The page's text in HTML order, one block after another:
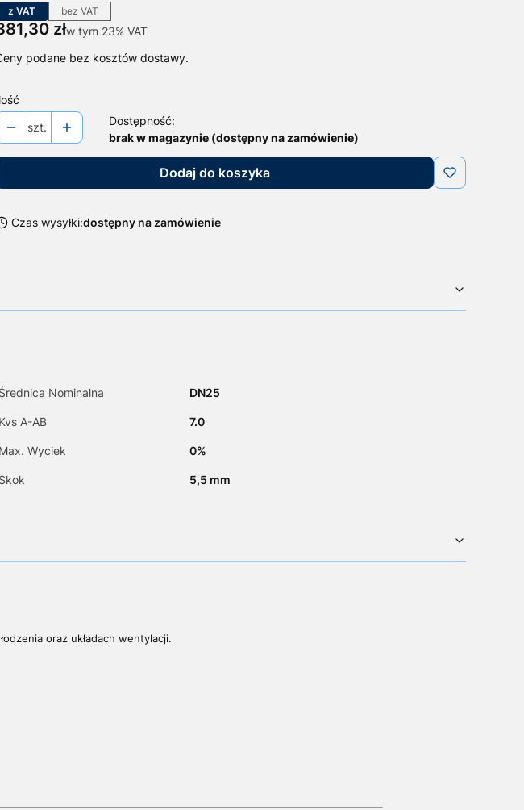
z VAT bez VAT
złw tym 23% VAT
w tym 23% VAT
podane bez kosztów dostawy.
szt.
Dostępność:
brak w magazynie (dostępny na zamówienie)
Dodaj do koszyka
Czas wysyłki:dostępny na zamówienie
Średnica Nominalna DN25
Kvs A-AB 7.0
Max. Wyciek 0%
Skok 5,5 mm
oraz układach wentylacji.